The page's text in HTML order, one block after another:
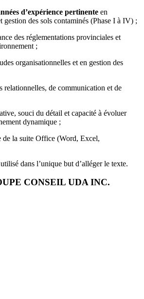
d’expérience pertinente en
gestion des sols contaminés (Phase I à IV) ;
des réglementations provinciales et
;
organisationnelles et en gestion des
relationnelles, de communication et de
souci du détail et capacité à évoluer
dynamique ;
de la suite Office (Word, Excel,
dans l’unique but d’alléger le texte.
CONSEIL UDA INC.